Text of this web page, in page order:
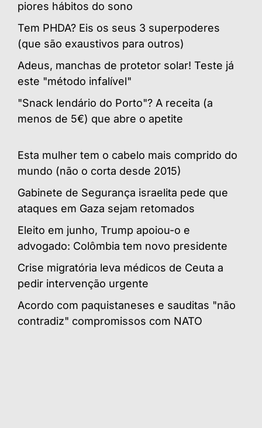
piores hábitos do sono
Tem PHDA? Eis os seus 3 superpoderes
(que são exaustivos para outros)
Adeus, manchas de protetor solar! Teste já
este "método infalível"
"Snack lendário do Porto"? A receita (a
menos de 5€) que abre o apetite
Esta mulher tem o cabelo mais comprido do
mundo (não o corta desde 2015)
Gabinete de Segurança israelita pede que
ataques em Gaza sejam retomados
Eleito em junho, Trump apoiou-o e
advogado: Colômbia tem novo presidente
Crise migratória leva médicos de Ceuta a
pedir intervenção urgente
Acordo com paquistaneses e sauditas "não
contradiz" compromissos com NATO